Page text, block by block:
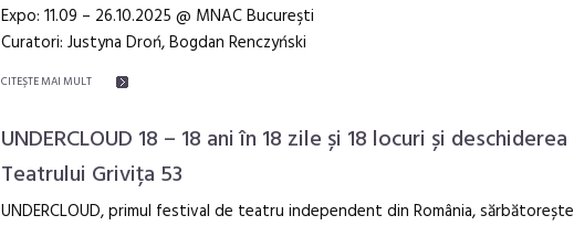
Expo: 11.09 – 26.10.2025 @ MNAC Bucureşti
Curatori: Justyna Droń, Bogdan Renczyński
CITEŞTE MAI MULT
UNDERCLOUD 18 – 18 ani în 18 zile și 18 locuri și deschiderea
Teatrului Grivița 53
UNDERCLOUD, primul festival de teatru independent din România, sărbătorește